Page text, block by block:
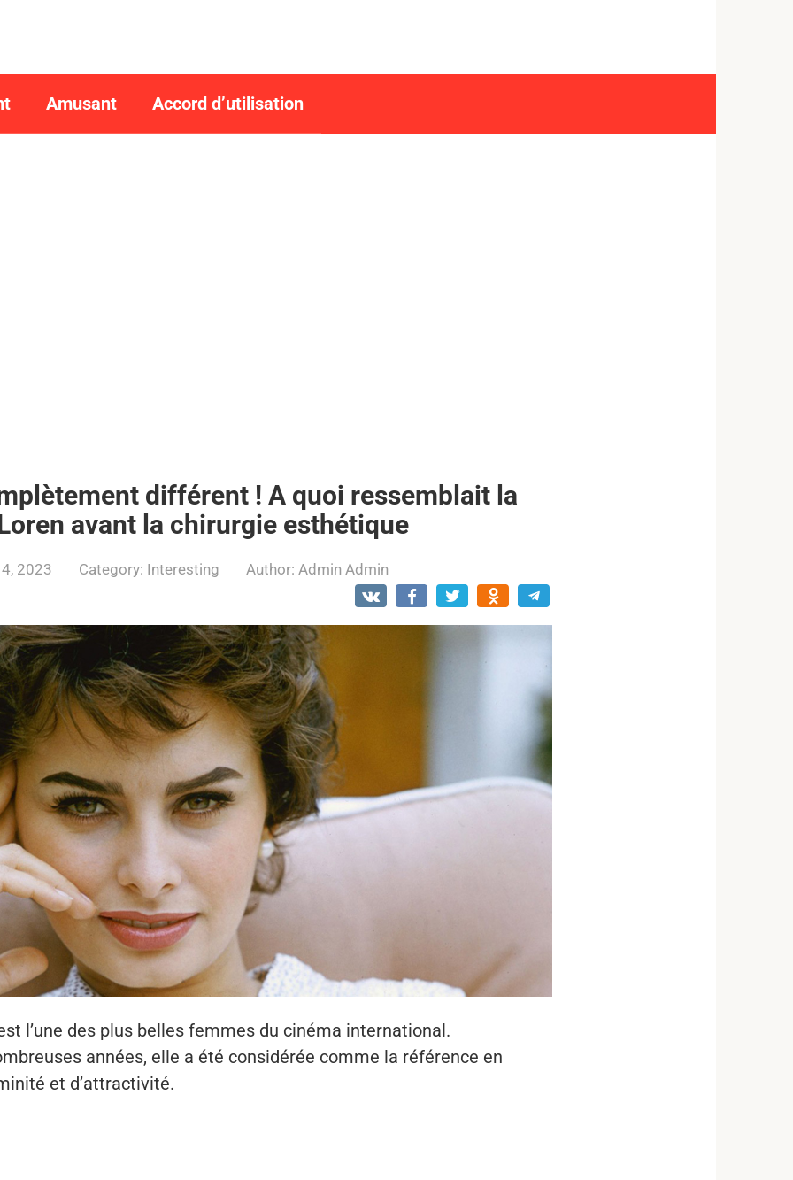
Amusant Accord d’utilisation
différent ! A quoi ressemblait la
avant la chirurgie esthétique
2023 Category: Interesting Author: Admin Admin
l’une des plus belles femmes du cinéma international.
années, elle a été considérée comme la référence en
et d’attractivité.